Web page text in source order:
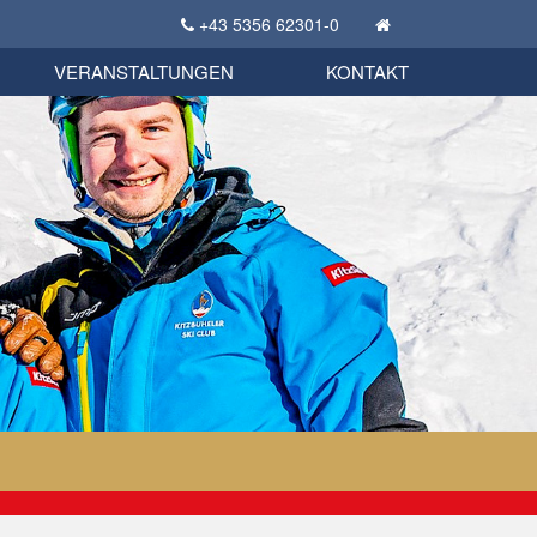
+43 5356 62301-0
KSC Sportgeschichte
Bekleidungsshop
VERANSTALTUNGEN KONTAKT